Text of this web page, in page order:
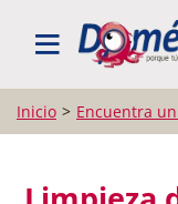
BUSCAR
Inicio Encuentra